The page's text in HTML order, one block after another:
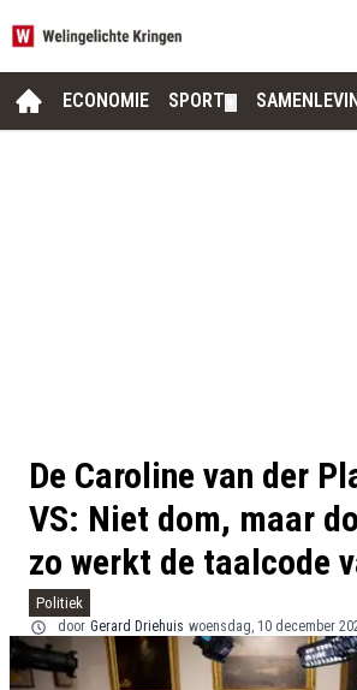
ECONOMIE SPORT
De Caroline van der
VS: Niet dom, maar
zo werkt de taalcode
Politiek
door Gerard Driehuis woensdag, 10 december